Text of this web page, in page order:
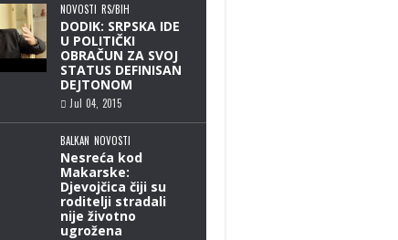
NOVOSTI RS/BIH
DODIK: SRPSKA IDE
U POLITIČKI
OBRAČUN ZA SVOJ
STATUS DEFINISAN
DEJTONOM
Jul 04, 2015
BALKAN NOVOSTI
Nesreća kod
Makarske:
Djevojčica čiji su
roditelji stradali
nije životno
ugrožena